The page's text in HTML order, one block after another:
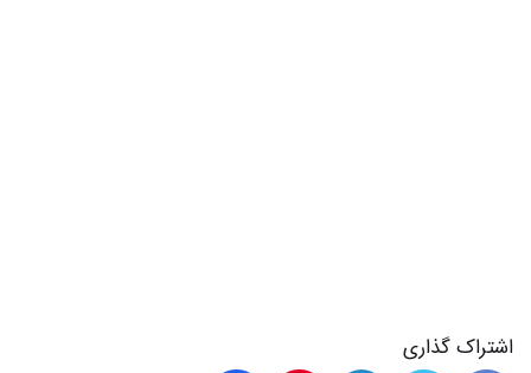
اشتراک گذاری